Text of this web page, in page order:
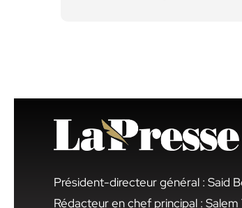
Président-directeur général : Said
Rédacteur en chef principal : Salem